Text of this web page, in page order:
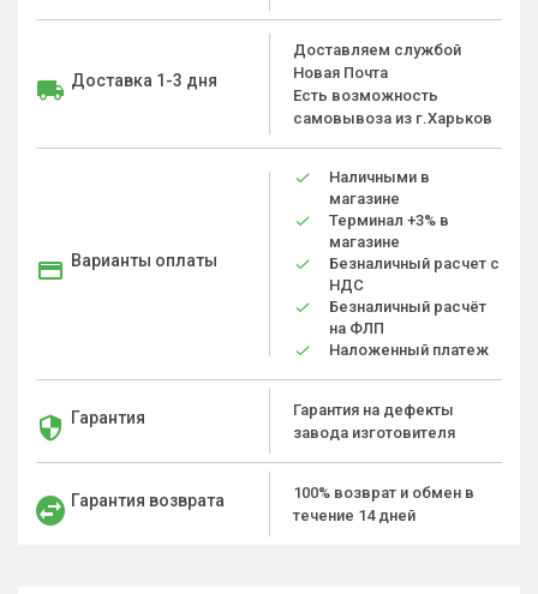
Доставка 1-3 дня
Доставляем службой
Новая Почта
Есть возможность
самовывоза из г.Харьков
Варианты оплаты
Наличными в
магазине
Терминал +3% в
магазине
Безналичный расчет с
НДС
Безналичный расчёт
на ФЛП
Наложенный платеж
Гарантия
Гарантия на дефекты
завода изготовителя
Гарантия возврата
100% возврат и обмен в
течение 14 дней